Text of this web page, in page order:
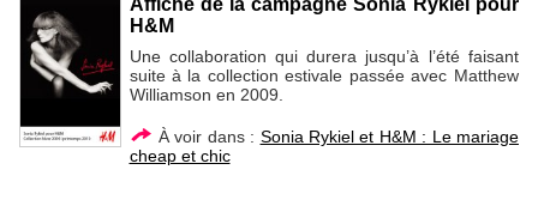
Affiche de la campagne Sonia Rykiel pour
H&M
Une collaboration qui durera jusqu’à l’été faisant
suite à la collection estivale passée avec Matthew
Williamson en 2009.
À voir dans : Sonia Rykiel et H&M : Le mariage
cheap et chic